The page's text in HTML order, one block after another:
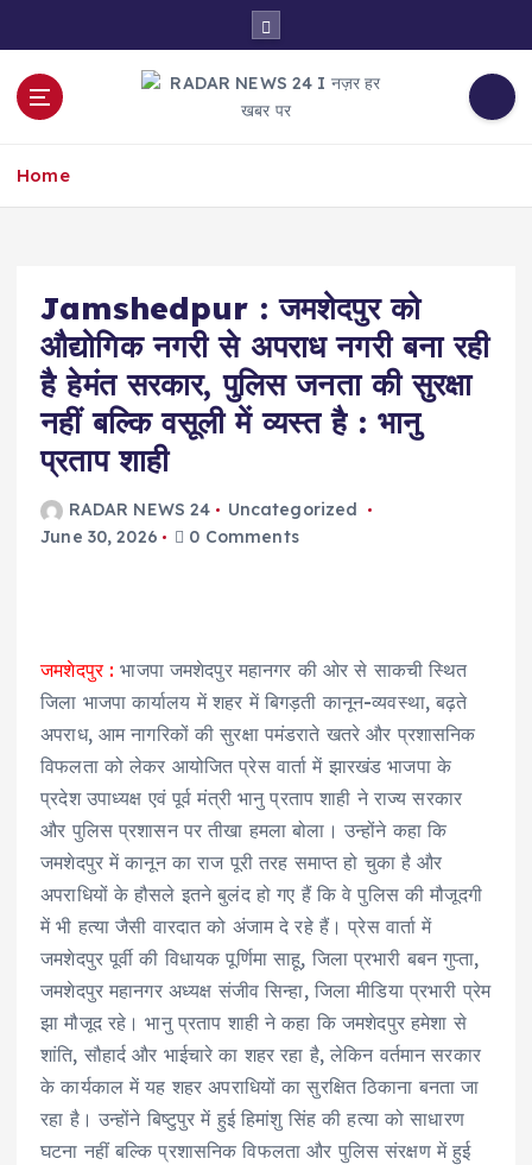
o
Home
Jamshedpur : जमशेदपुर को
औद्योगिक नगरी से अपराध नगरी बना रही
है हेमंत सरकार, पुलिस जनता की सुरक्षा
नहीं बल्कि वसूली में व्यस्त है : भानु
प्रताप शाही
RADAR NEWS 24
Uncategorized
June 30, 2026
0 Comments
जमशेदपुर : भाजपा जमशेदपुर महानगर की ओर से साकची स्थित
जिला भाजपा कार्यालय में शहर में बिगड़ती कानून-व्यवस्था, बढ़ते
अपराध, आम नागरिकों की सुरक्षा पमंडराते खतरे और प्रशासनिक
विफलता को लेकर आयोजित प्रेस वार्ता में झारखंड भाजपा के
प्रदेश उपाध्यक्ष एवं पूर्व मंत्री भानु प्रताप शाही ने राज्य सरकार
और पुलिस प्रशासन पर तीखा हमला बोला। उन्होंने कहा कि
जमशेदपुर में कानून का राज पूरी तरह समाप्त हो चुका है और
अपराधियों के हौसले इतने बुलंद हो गए हैं कि वे पुलिस की मौजूदगी
में भी हत्या जैसी वारदात को अंजाम दे रहे हैं। प्रेस वार्ता में
जमशेदपुर पूर्वी की विधायक पूर्णिमा साहू, जिला प्रभारी बबन गुप्ता,
जमशेदपुर महानगर अध्यक्ष संजीव सिन्हा, जिला मीडिया प्रभारी प्रेम
झा मौजूद रहे। भानु प्रताप शाही ने कहा कि जमशेदपुर हमेशा से
शांति, सौहार्द और भाईचारे का शहर रहा है, लेकिन वर्तमान सरकार
के कार्यकाल में यह शहर अपराधियों का सुरक्षित ठिकाना बनता जा
रहा है। उन्होंने बिष्टुपुर में हुई हिमांशु सिंह की हत्या को साधारण
घटना नहीं बल्कि प्रशासनिक विफलता और पुलिस संरक्षण में हुई